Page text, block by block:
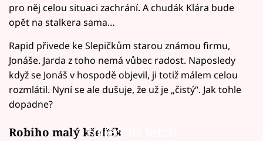
pro něj celou situaci zachrání. A chudák Klára bude
opět na stalkera sama…
Rapid přivede ke Slepičkům starou známou firmu,
Jonáše. Jarda z toho nemá vůbec radost. Naposledy
když se Jonáš v hospodě objevil, ji totiž málem celou
rozmlátil. Nyní se ale dušuje, že už je „čistý“. Jak tohle
dopadne?
Failed to fetch
Robiho malý kšeftík